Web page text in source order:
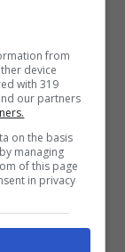
di altri
indicazioni
dimostrata
ed
Renault
from
device
with 319
our partners
on the basis
managing
of this page
in privacy